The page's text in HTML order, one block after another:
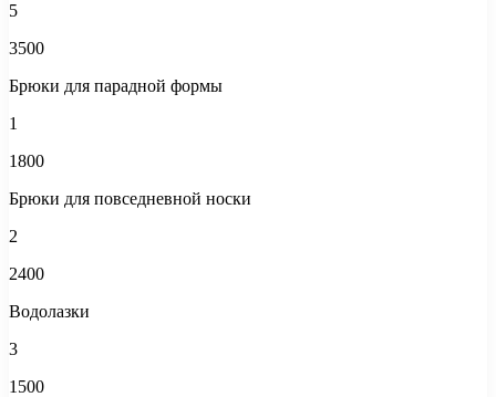
5
3500
Брюки для парадной формы
1
1800
Брюки для повседневной носки
2
2400
Водолазки
3
1500